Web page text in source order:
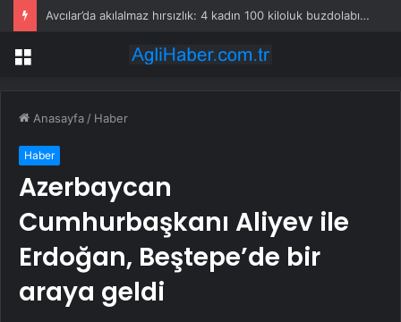
Avcılar’da akılalmaz hırsızlık: 4 kadın 100 kiloluk buzdolabını böyle çaldı
Menü
Anasayfa / Haber
Haber
Azerbaycan
Cumhurbaşkanı Aliyev ile
Erdoğan, Beştepe’de bir
araya geldi